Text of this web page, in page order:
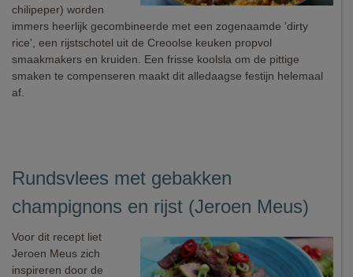
chilipeper) worden
immers heerlijk gecombineerde met een zogenaamde 'dirty
rice', een rijstschotel uit de Creoolse keuken propvol
smaakmakers en kruiden. Een frisse koolsla om de pittige
smaken te compenseren maakt dit alledaagse festijn helemaal
af.
Rundsvlees met gebakken
champignons en rijst (Jeroen Meus)
Voor dit recept liet
Jeroen Meus zich
inspireren door de